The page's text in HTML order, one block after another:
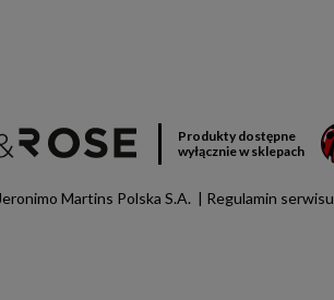
Produkty dostępne
wyłącznie w sklepach
Martins Polska S.A. Regulamin serwisu